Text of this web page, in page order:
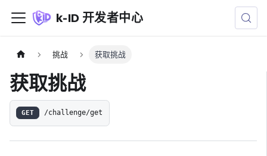
k-ID 开发者中心
挑战 获取挑战
获取挑战
GET /challenge/get